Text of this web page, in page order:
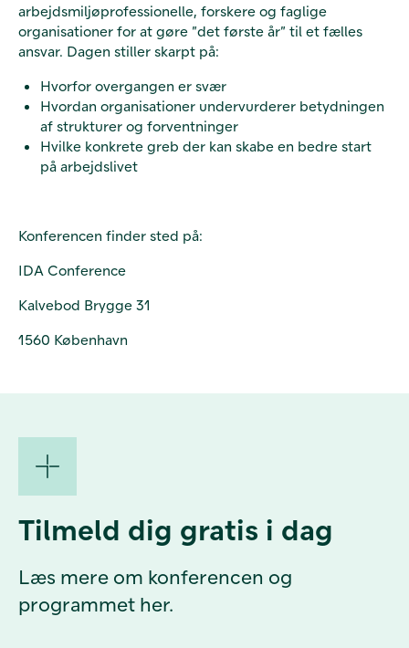
arbejdsmiljøprofessionelle, forskere og faglige
organisationer for at gøre ”det første år” til et fælles
ansvar. Dagen stiller skarpt på:
Hvorfor overgangen er svær
Hvordan organisationer undervurderer betydningen
af strukturer og forventninger
Hvilke konkrete greb der kan skabe en bedre start
på arbejdslivet
Konferencen finder sted på:
IDA Conference
Kalvebod Brygge 31
1560 København
Tilmeld dig gratis i dag
Læs mere om konferencen og
programmet her.